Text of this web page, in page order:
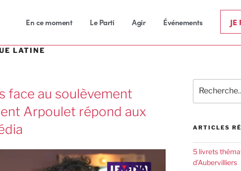
En ce moment Le Parti Agir Événements JE
LATINE
face au soulèvement
Arpoulet répond aux
ARTICLES
5 livrets
d’Aubervilliers